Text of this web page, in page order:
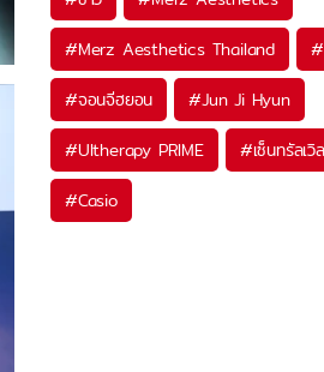
#Merz Aesthetics Thailand #
#จอนจีฮยอน #Jun Ji Hyun
#Ultherapy PRIME #เซ็นทรัลเวิ
#Casio